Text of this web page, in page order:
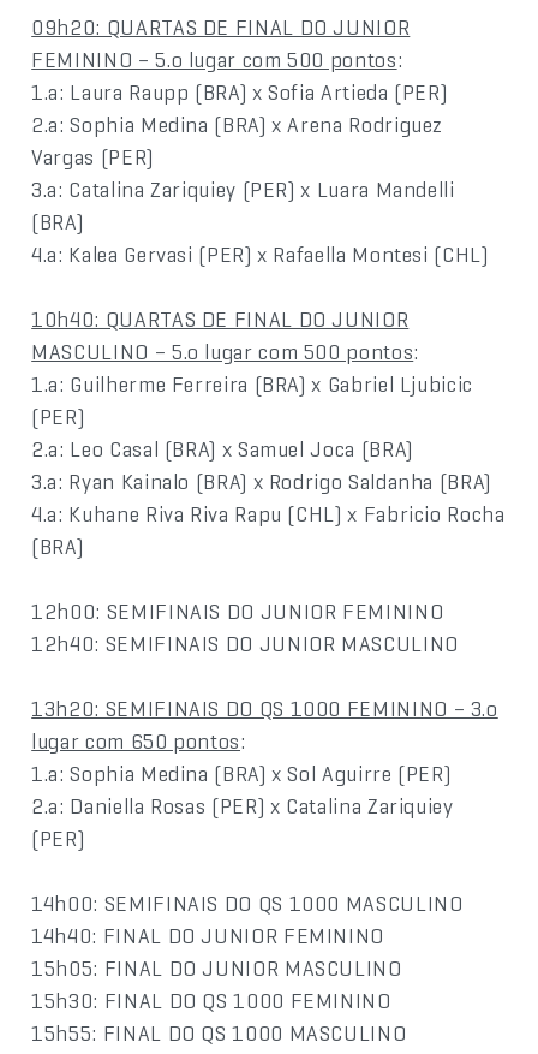
09h20: QUARTAS DE FINAL DO JUNIOR
FEMININO – 5.o lugar com 500 pontos:
1.a: Laura Raupp (BRA) x Sofia Artieda (PER)
2.a: Sophia Medina (BRA) x Arena Rodriguez
Vargas (PER)
3.a: Catalina Zariquiey (PER) x Luara Mandelli
(BRA)
4.a: Kalea Gervasi (PER) x Rafaella Montesi (CHL)
10h40: QUARTAS DE FINAL DO JUNIOR
MASCULINO – 5.o lugar com 500 pontos:
1.a: Guilherme Ferreira (BRA) x Gabriel Ljubicic
(PER)
2.a: Leo Casal (BRA) x Samuel Joca (BRA)
3.a: Ryan Kainalo (BRA) x Rodrigo Saldanha (BRA)
4.a: Kuhane Riva Riva Rapu (CHL) x Fabricio Rocha
(BRA)
12h00: SEMIFINAIS DO JUNIOR FEMININO
12h40: SEMIFINAIS DO JUNIOR MASCULINO
13h20: SEMIFINAIS DO QS 1000 FEMININO – 3.o
lugar com 650 pontos:
1.a: Sophia Medina (BRA) x Sol Aguirre (PER)
2.a: Daniella Rosas (PER) x Catalina Zariquiey
(PER)
14h00: SEMIFINAIS DO QS 1000 MASCULINO
14h40: FINAL DO JUNIOR FEMININO
15h05: FINAL DO JUNIOR MASCULINO
15h30: FINAL DO QS 1000 FEMININO
15h55: FINAL DO QS 1000 MASCULINO